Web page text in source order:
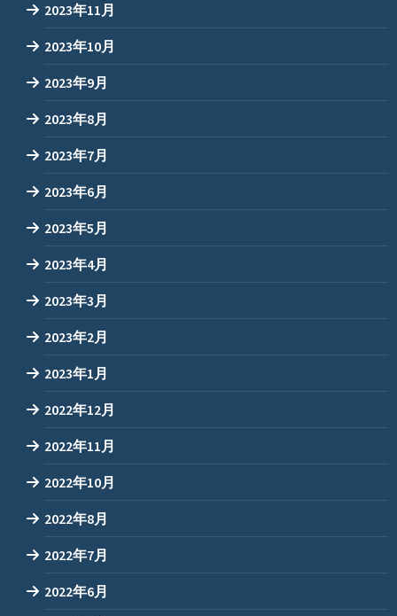
2023年11月
2023年10月
2023年9月
2023年8月
2023年7月
2023年6月
2023年5月
2023年4月
2023年3月
2023年2月
2023年1月
2022年12月
2022年11月
2022年10月
2022年8月
2022年7月
2022年6月